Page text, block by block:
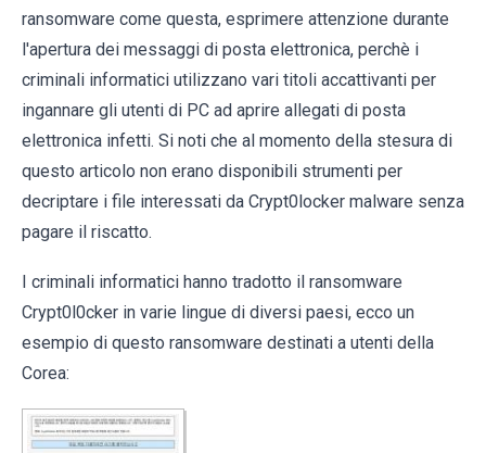
ransomware come questa, esprimere attenzione durante
l'apertura dei messaggi di posta elettronica, perchè i
criminali informatici utilizzano vari titoli accattivanti per
ingannare gli utenti di PC ad aprire allegati di posta
elettronica infetti. Si noti che al momento della stesura di
questo articolo non erano disponibili strumenti per
decriptare i file interessati da Crypt0locker malware senza
pagare il riscatto.
I criminali informatici hanno tradotto il ransomware
Crypt0l0cker in varie lingue di diversi paesi, ecco un
esempio di questo ransomware destinati a utenti della
Corea: